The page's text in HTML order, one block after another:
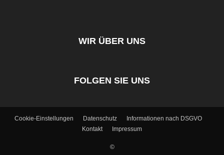
WIR ÜBER UNS
FOLGEN SIE UNS
Cookie-Einstellungen Datenschutz
Informationen nach DSGVO
Kontakt
Impressum
©